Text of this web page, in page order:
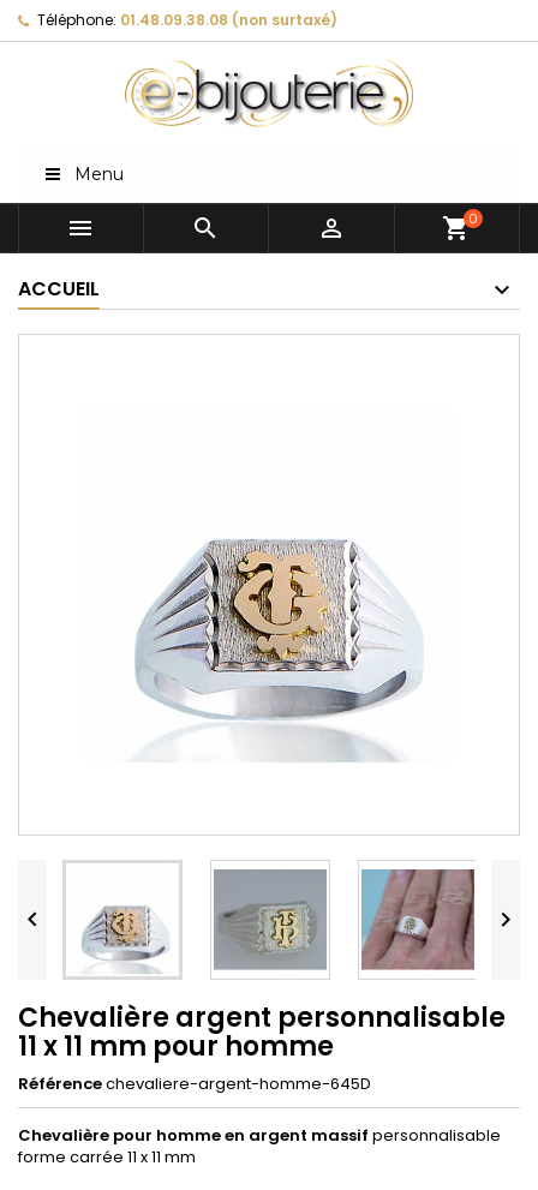
Téléphone: 01.48.09.38.08 (non surtaxé)
Menu
   shopping_cart0
ACCUEIL
 
Chevalière argent personnalisable
11 x 11 mm pour homme
Référencechevaliere-argent-homme-645D
Chevalière pour homme en argent massif personnalisable
forme carrée 11 x 11 mm